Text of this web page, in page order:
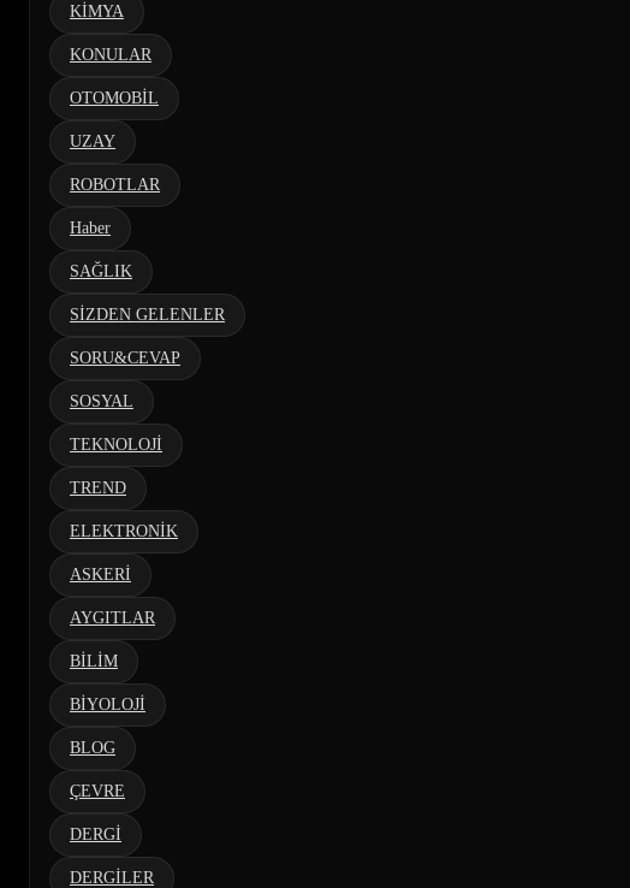
KİMYA
KONULAR
OTOMOBİL
UZAY
ROBOTLAR
Haber
SAĞLIK
SİZDEN GELENLER
SORU&CEVAP
SOSYAL
TEKNOLOJİ
TREND
ELEKTRONİK
ASKERİ
AYGITLAR
BİLİM
BİYOLOJİ
BLOG
ÇEVRE
DERGİ
DERGİLER